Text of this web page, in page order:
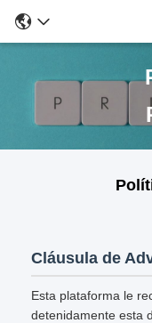
Cláusula de
Esta plataforma le
detenidamente esta